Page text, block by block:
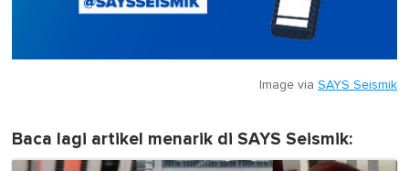
Image via SAYS Seismik
Baca lagi artikel menarik di SAYS Seismik: